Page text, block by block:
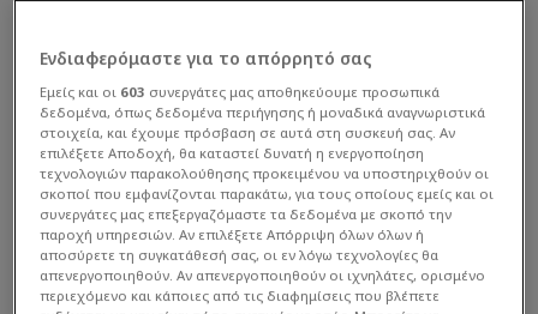
Ενδιαφερόμαστε για το απόρρητό σας
Εμείς και οι 603 συνεργάτες μας αποθηκεύουμε προσωπικά
δεδομένα, όπως δεδομένα περιήγησης ή μοναδικά αναγνωριστικά
στοιχεία, και έχουμε πρόσβαση σε αυτά στη συσκευή σας. Αν
επιλέξετε Αποδοχή, θα καταστεί δυνατή η ενεργοποίηση
τεχνολογιών παρακολούθησης προκειμένου να υποστηριχθούν οι
σκοποί που εμφανίζονται παρακάτω, για τους οποίους εμείς και οι
συνεργάτες μας επεξεργαζόμαστε τα δεδομένα με σκοπό την
παροχή υπηρεσιών. Αν επιλέξετε Απόρριψη όλων όλων ή
αποσύρετε τη συγκατάθεσή σας, οι εν λόγω τεχνολογίες θα
απενεργοποιηθούν. Αν απενεργοποιηθούν οι ιχνηλάτες, ορισμένο
περιεχόμενο και κάποιες από τις διαφημίσεις που βλέπετε